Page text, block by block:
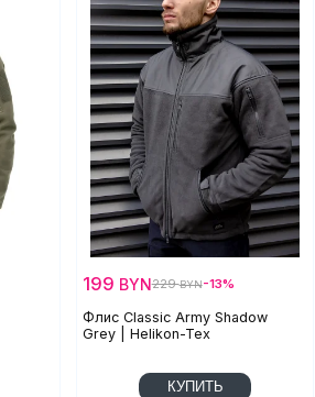
Флис Classic Army Shadow
Grey | Helikon-Tex
199 BYN229BYN-13%
КУПИТЬ